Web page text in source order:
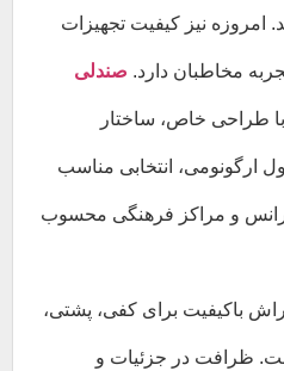
نیز کیفیت تجهیزات
مخاطبان دارد.صندلی
مدل 1720 با طراحی خاص، ساختار
ارگونومی، انتخابی مناسب
و مراکز فرهنگی محسوب
باکیفیت برای کفی، پشتی،
ظرافت در جزئیات و